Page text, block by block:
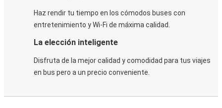
Haz rendir tu tiempo en los cómodos buses con
entretenimiento y Wi-Fi de máxima calidad.
La elección inteligente
Disfruta de la mejor calidad y comodidad para tus viajes
en bus pero a un precio conveniente.